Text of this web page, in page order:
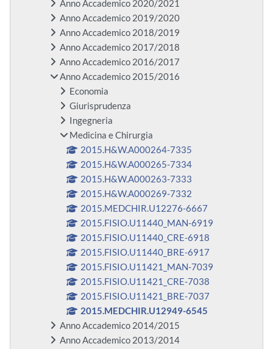
Anno Accademico 2020/2021
Anno Accademico 2019/2020
Anno Accademico 2018/2019
Anno Accademico 2017/2018
Anno Accademico 2016/2017
Anno Accademico 2015/2016
Economia
Giurisprudenza
Ingegneria
Medicina e Chirurgia
2015.H&W.A000264-7335
2015.H&W.A000265-7334
2015.H&W.A000263-7333
2015.H&W.A000269-7332
2015.MEDCHIR.U12276-6667
2015.FISIO.U11440_MAN-6919
2015.FISIO.U11440_CRE-6918
2015.FISIO.U11440_BRE-6917
2015.FISIO.U11421_MAN-7039
2015.FISIO.U11421_CRE-7038
2015.FISIO.U11421_BRE-7037
2015.MEDCHIR.U12949-6545
Anno Accademico 2014/2015
Anno Accademico 2013/2014